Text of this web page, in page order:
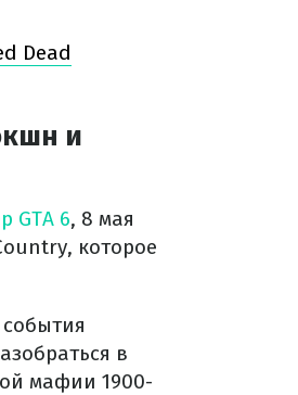
Dead
и
GTA 6, 8 мая
которое
в
мафии 1900-